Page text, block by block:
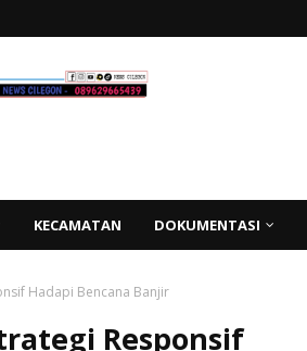
KECAMATAN DOKUMENTASI
Hadapi Bencana Banjir
Responsif